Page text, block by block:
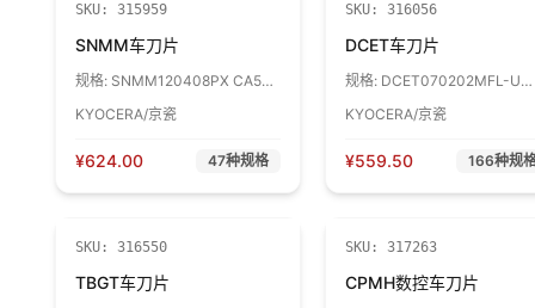
SKU: 315959
SNMM车刀片
规格: SNMM120408PX CA510
KYOCERA/京瓷
¥624.00 47种规格
SKU: 316056
DCET车刀片
规格: DCET070202MFL-U
KYOCERA/京瓷
¥559.50 166种规
SKU: 316550
TBGT车刀片
SKU: 317263
CPMH数控车刀片